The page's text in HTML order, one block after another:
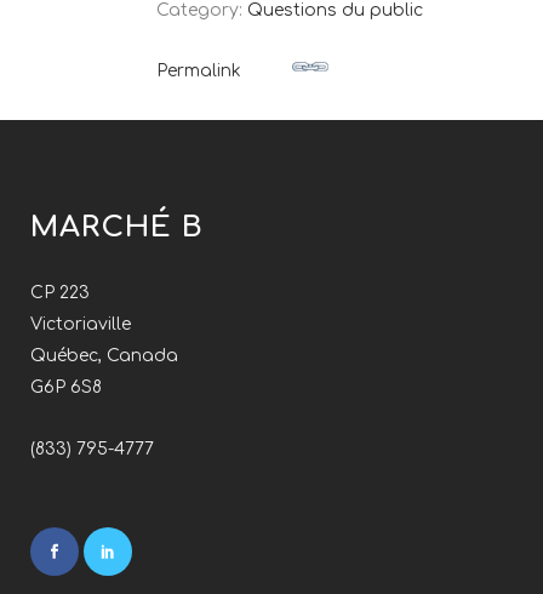
Category: Questions du public
Permalink
MARCHÉ B
CP 223
Victoriaville
Québec, Canada
G6P 6S8
(833) 795-4777